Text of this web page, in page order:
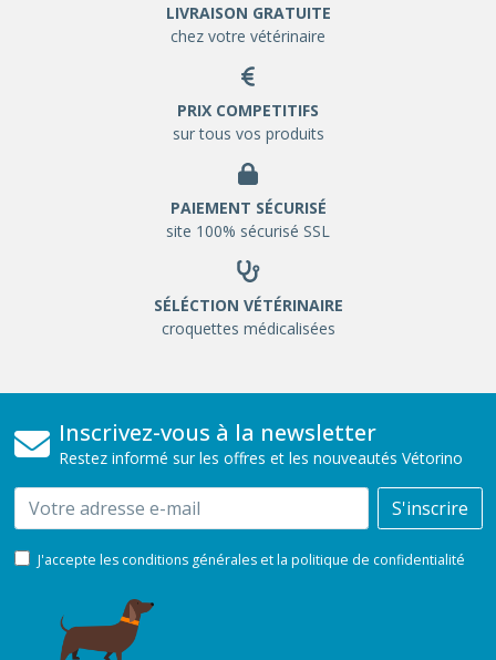
LIVRAISON GRATUITE
chez votre vétérinaire
PRIX COMPETITIFS
sur tous vos produits
PAIEMENT SÉCURISÉ
site 100% sécurisé SSL
SÉLÉCTION VÉTÉRINAIRE
croquettes médicalisées
Inscrivez-vous à la newsletter
Restez informé sur les offres et les nouveautés Vétorino
Email S'inscrire
J'accepte les conditions générales et la politique de confidentialité